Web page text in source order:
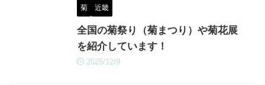
菊 近畿
全国の菊祭り（菊まつり）や菊花展
を紹介しています！
2025/12/9